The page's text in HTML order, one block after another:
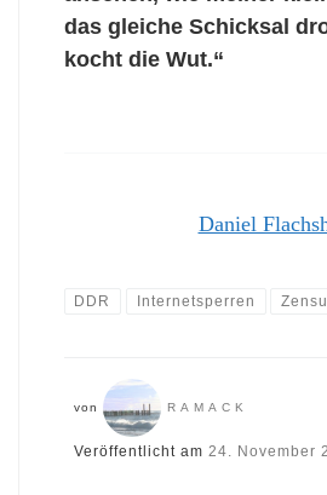
das gleiche Schicksal
kocht die Wut.“
Daniel
DDR Internetsperren
von RAMACK
Veröffentlicht am 24. November